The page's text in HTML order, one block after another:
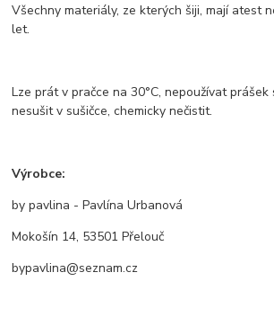
Všechny materiály, ze kterých šiji, mají atest
let.
Lze prát v pračce na 30°C, nepoužívat prášek
nesušit v sušičce, chemicky nečistit.
Výrobce:
by pavlina - Pavlína Urbanová
Mokošín 14, 53501 Přelouč
bypavlina@seznam.cz